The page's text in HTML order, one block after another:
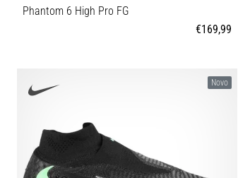
Phantom 6 High Pro FG
€169,99
Novo